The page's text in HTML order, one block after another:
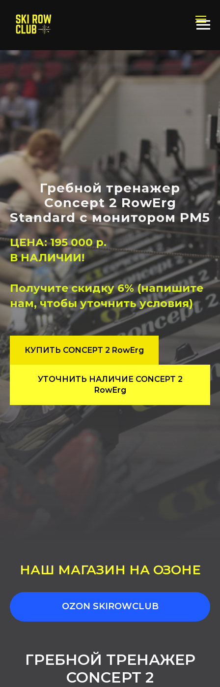
Гребной тренажер
Concept 2 RowErg
Standard c монитором PM5
ЦЕНА: 195 000 р.
В НАЛИЧИИ!
Получите скидку 6% (напишите
нам, чтобы уточнить условия)
КУПИТЬ CONCEPT 2 RowErg
УТОЧНИТЬ НАЛИЧИЕ CONCEPT 2
RowErg
НАШ МАГАЗИН НА ОЗОНЕ
OZON SKIROWCLUB
ГРЕБНОЙ ТРЕНАЖЕР
CONCEPT 2